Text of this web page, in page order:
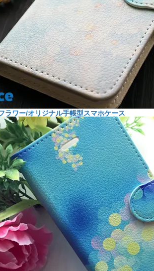
ラワー/オリジナル手帳型スマホケース